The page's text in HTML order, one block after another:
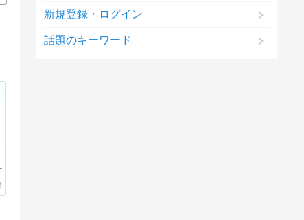
新規登録・ログイン
話題のキーワード